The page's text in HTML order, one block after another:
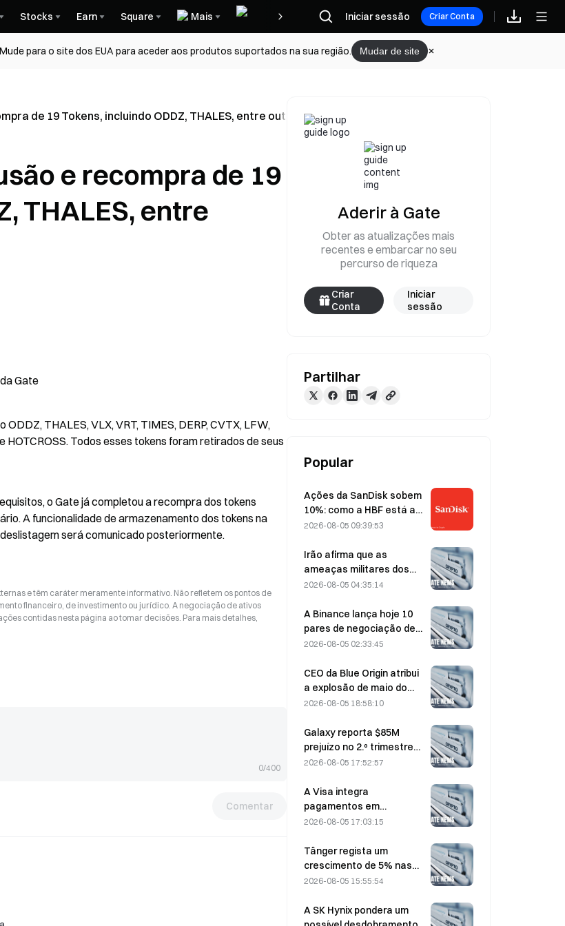
Stocks Earn Square Mais Recompensas
Iniciar sessão Criar Conta
para o site dos EUA para aceder aos produtos suportados na sua região. Mudar de site
de 19 Tokens, incluindo ODDZ, THALES, entre outros.
e recompra de 19
THALES, entre
Gate
THALES, VLX, VRT, TIMES, DERP, CVTX, LFW,
HOTCROSS. Todos esses tokens foram retirados de seus
o Gate já completou a recompra dos tokens
A funcionalidade de armazenamento dos tokens na
será comunicado posteriormente.
e têm caráter meramente informativo. Não refletem os pontos de
financeiro, de investimento ou jurídico. A negociação de ativos
contidas nesta página ao tomar decisões. Para mais detalhes,
0/400
Comentar
Aderir à Gate
Obter as atualizações mais
recentes e embarcar no seu
percurso de riqueza
Criar
Conta
Iniciar
sessão
Partilhar
Popular
Ações da SanDisk sobem
10%: como a HBF está a
iniciar um novo ciclo de
poderão os resultados
financeiros validar a tese
de crescimento?
2026-08-05 09:39:53
Irão afirma que as
ameaças militares dos
EUA atrasam o acordo
de Ormuz, em 5 de agosto
2026-08-05 04:35:14
A Binance lança hoje 10
pares de negociação de
bStocks às 20:00 (UTC+8),
a 0.
2026-08-05 02:33:45
CEO da Blue Origin atribui
a explosão de maio do
New Glenn à falha de uma
2026-08-05 18:58:10
Galaxy reporta $85M
prejuízo no 2.º trimestre
de 2026; receitas ficam
abaixo do esperado,
ações caem 7,23%
2026-08-05 17:52:57
A Visa integra
pagamentos em
stablecoins no Visa Direct
com a Zero Hash
2026-08-05 17:03:15
Tânger regista um
crescimento de 5% nas
vendas, impulsionado pelo
Campeonato do Mundo
em junho e julho.
2026-08-05 15:55:54
A SK Hynix pondera um